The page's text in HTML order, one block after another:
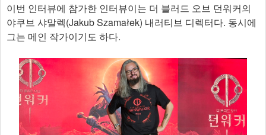
이번 인터뷰에 참가한 인터뷰이는 더 블러드 오브 던워커의
야쿠브 샤말렉(Jakub Szamałek) 내러티브 디렉터다. 동시에
그는 메인 작가이기도 하다.